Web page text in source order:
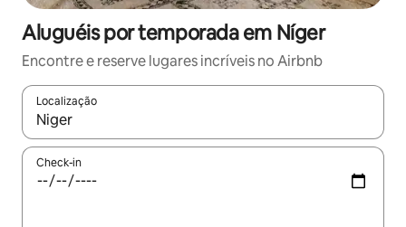
Aluguéis por temporada em Níger
Encontre e reserve lugares incríveis no Airbnb
Localização
Quando os resultados estiverem disponíveis, explore-os
Check-in